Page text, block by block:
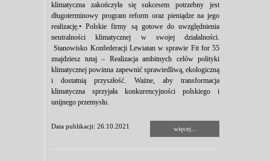
klimatyczna zakończyła się sukcesem potrzebny jest
długoterminowy program reform oraz pieniądze na jego
realizację.• Polskie firmy są gotowe do uwzględnienia
neutralności klimatycznej w swojej działalności.
Stanowisko Konfederacji Lewiatan w sprawie Fit for 55
znajdziesz tutaj – Realizacja ambitnych celów polityki
klimatycznej powinna zapewnić sprawiedliwą, ekologiczną
i dostatnią przyszłość. Ważne, aby transformacja
klimatyczna sprzyjała konkurencyjności polskiego i
unijnego przemysłu.
Data publikacji: 26.10.2021 więcej...